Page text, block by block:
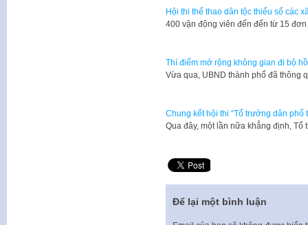
Hội thi thể thao dân tộc thiểu số các
400 vận động viên đến đến từ 15
Thí điểm mở rộng không gian đi bộ
Vừa qua, UBND thành phố đã thông
Chung kết hội thi “Tổ trưởng dân phố
Qua đây, một lần nữa khẳng định,
Để lại một bình luận